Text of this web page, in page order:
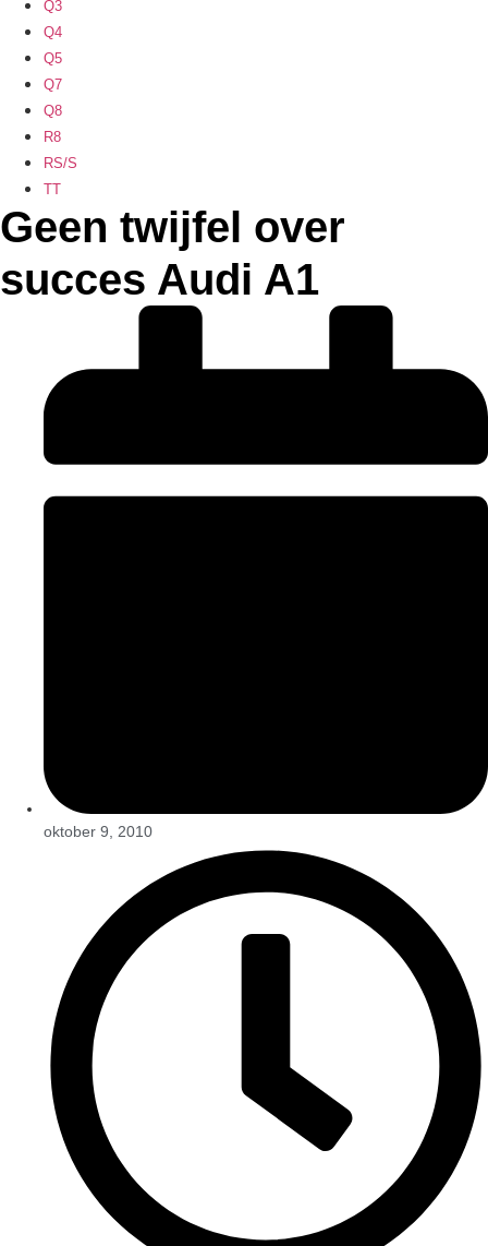
Q3
Q4
Q5
Q7
Q8
R8
RS/S
TT
Geen twijfel over
succes Audi A1
oktober 9, 2010